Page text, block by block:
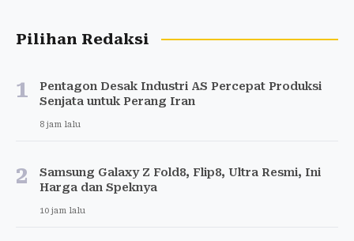
Pilihan Redaksi
1
Pentagon Desak Industri AS Percepat Produksi
Senjata untuk Perang Iran
8 jam lalu
2
Samsung Galaxy Z Fold8, Flip8, Ultra Resmi, Ini
Harga dan Speknya
10 jam lalu